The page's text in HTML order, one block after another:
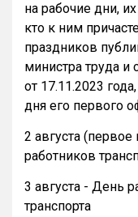
на рабочие дни,
кто к ним
праздников
министра труда
от 17.11.2023
дня его первого
2 августа
работников
3 августа - День
транспорта